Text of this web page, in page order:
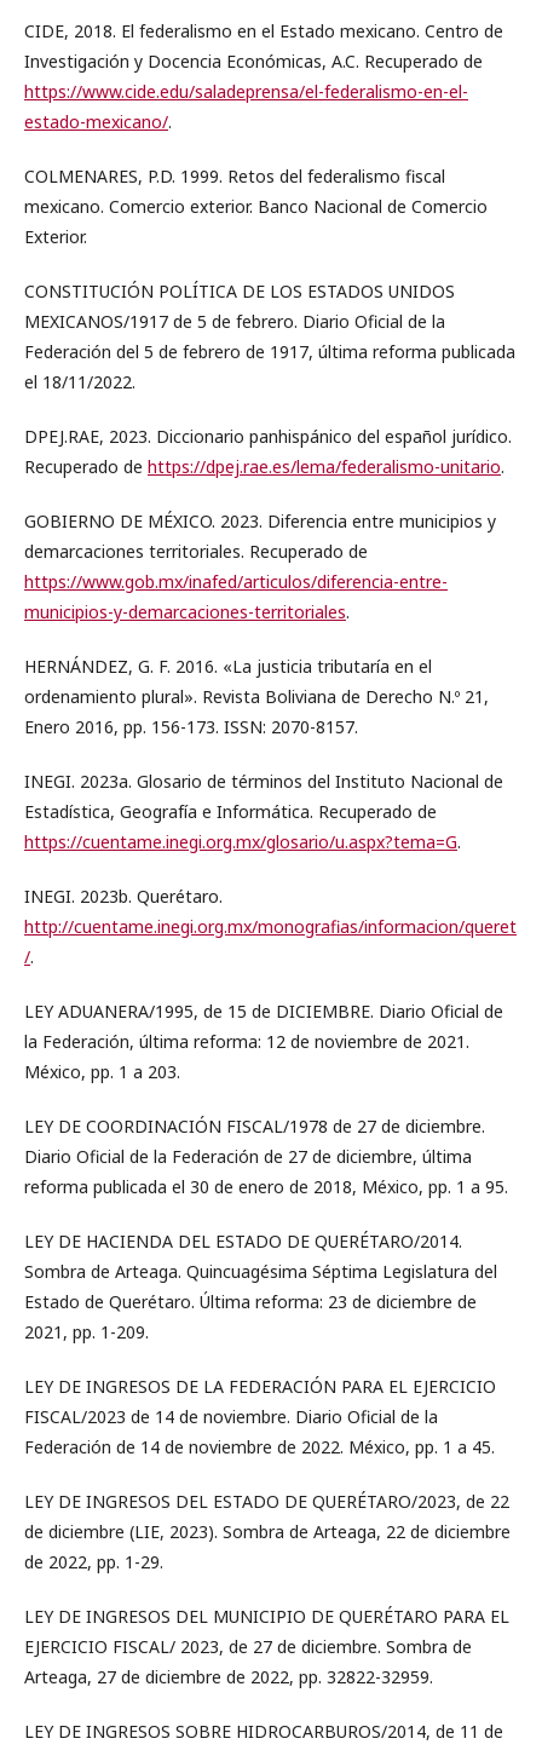
CIDE, 2018. El federalismo en el Estado mexicano. Centro de
Investigación y Docencia Económicas, A.C. Recuperado de
https://www.cide.edu/saladeprensa/el-federalismo-en-el-
estado-mexicano/.
COLMENARES, P.D. 1999. Retos del federalismo fiscal
mexicano. Comercio exterior. Banco Nacional de Comercio
Exterior.
CONSTITUCIÓN POLÍTICA DE LOS ESTADOS UNIDOS
MEXICANOS/1917 de 5 de febrero. Diario Oficial de la
Federación del 5 de febrero de 1917, última reforma publicada
el 18/11/2022.
DPEJ.RAE, 2023. Diccionario panhispánico del español jurídico.
Recuperado de https://dpej.rae.es/lema/federalismo-unitario.
GOBIERNO DE MÉXICO. 2023. Diferencia entre municipios y
demarcaciones territoriales. Recuperado de
https://www.gob.mx/inafed/articulos/diferencia-entre-
municipios-y-demarcaciones-territoriales.
HERNÁNDEZ, G. F. 2016. «La justicia tributaría en el
ordenamiento plural». Revista Boliviana de Derecho N.º 21,
Enero 2016, pp. 156-173. ISSN: 2070-8157.
INEGI. 2023a. Glosario de términos del Instituto Nacional de
Estadística, Geografía e Informática. Recuperado de
https://cuentame.inegi.org.mx/glosario/u.aspx?tema=G.
INEGI. 2023b. Querétaro.
http://cuentame.inegi.org.mx/monografias/informacion/queret
/.
LEY ADUANERA/1995, de 15 de DICIEMBRE. Diario Oficial de
la Federación, última reforma: 12 de noviembre de 2021.
México, pp. 1 a 203.
LEY DE COORDINACIÓN FISCAL/1978 de 27 de diciembre.
Diario Oficial de la Federación de 27 de diciembre, última
reforma publicada el 30 de enero de 2018, México, pp. 1 a 95.
LEY DE HACIENDA DEL ESTADO DE QUERÉTARO/2014.
Sombra de Arteaga. Quincuagésima Séptima Legislatura del
Estado de Querétaro. Última reforma: 23 de diciembre de
2021, pp. 1-209.
LEY DE INGRESOS DE LA FEDERACIÓN PARA EL EJERCICIO
FISCAL/2023 de 14 de noviembre. Diario Oficial de la
Federación de 14 de noviembre de 2022. México, pp. 1 a 45.
LEY DE INGRESOS DEL ESTADO DE QUERÉTARO/2023, de 22
de diciembre (LIE, 2023). Sombra de Arteaga, 22 de diciembre
de 2022, pp. 1-29.
LEY DE INGRESOS DEL MUNICIPIO DE QUERÉTARO PARA EL
EJERCICIO FISCAL/ 2023, de 27 de diciembre. Sombra de
Arteaga, 27 de diciembre de 2022, pp. 32822-32959.
LEY DE INGRESOS SOBRE HIDROCARBUROS/2014, de 11 de